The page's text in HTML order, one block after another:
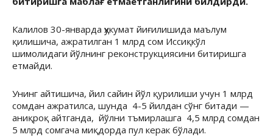
Калилов 30-январда ҳукумат йиғилишида маълум
қилишича, ажратилган 1 млрд сом Иссиқкўл
шимолидаги йўлнинг реконструкциясини битиришга
етмайди.
Унинг айтишича, йил сайин йўл қурилиши учун 1 млрд
сомдан ажратилса, шунда 4-5 йилдан сўнг битади —
аниқроқ айтганда, йўлни тъмирлашга 4,5 млрд сомдан
5 млрд сомгача миқдорда пул керак бўлади.